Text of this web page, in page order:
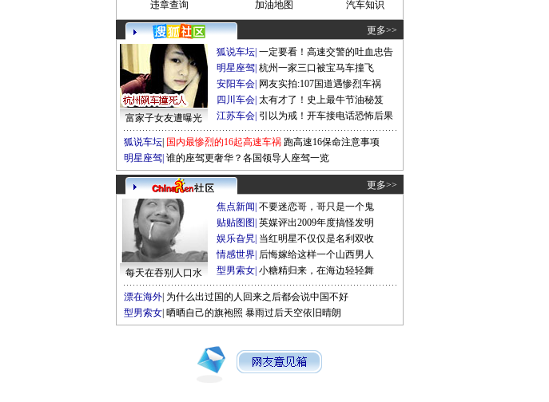
违章查询
加油地图 汽车知识
更多>>
富家子女友遭曝光
狐说车坛 一定要看！高速交警的吐血忠告
明星座驾 杭州一家三口被宝马车撞飞
安阳车会 网友实拍:107国道遇惨烈车祸
四川车会 太有才了！史上最牛节油秘笈
江苏车会 引以为戒！开车接电话恐怖后果
狐说车坛 国内最惨烈的16起高速车祸 跑高速16保命注意事项
明星座驾 谁的座驾更奢华？各国领导人座驾一览
更多>>
每天在吞别人口水
焦点新闻 不要迷恋哥，哥只是一个鬼
贴贴图图 英媒评出2009年度搞怪发明
娱乐旮旯 当红明星不仅仅是名利双收
情感世界 后悔嫁给这样一个山西男人
型男索女 小糖精归来，在海边轻轻舞
漂在海外 为什么出过国的人回来之后都会说中国不好
型男索女 晒晒自己的旗袍照 暴雨过后天空依旧晴朗